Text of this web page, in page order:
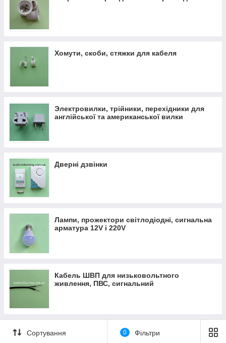
Хомути, скоби, стяжки для кабеля
Электровилки, трійники, перехідники для
англійської та американської вилки
Дверні дзвінки
Лампи, прожектори світлодіодні, сигнальна
арматура 12V і 220V
Кабель ШВП для низьковольтного
живлення, ПВС, сигнальний
Сортування 0 Фільтри